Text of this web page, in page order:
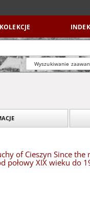
KOLEKCJE
Wyszukiwanie
of Cieszyn Since
połowy XIX wieku do